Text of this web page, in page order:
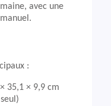
avec une
:
35,1 × 9,9 cm